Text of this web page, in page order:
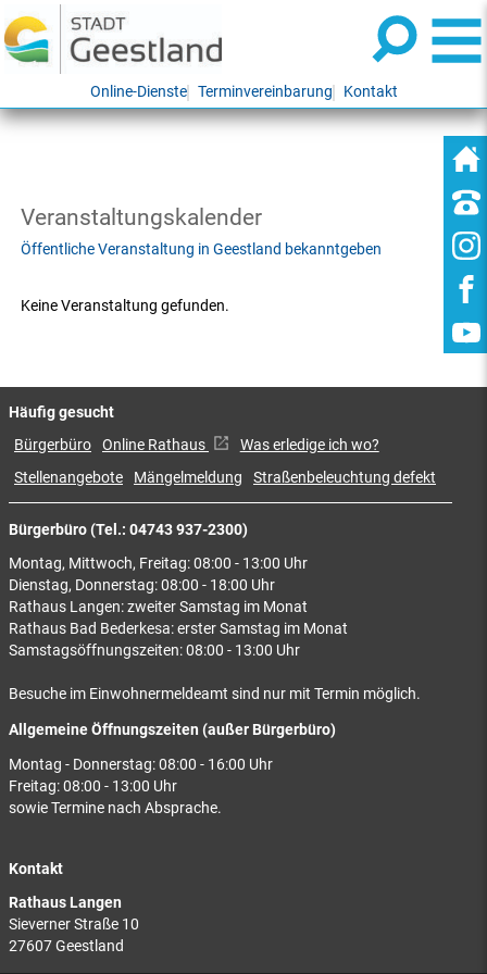
Online-Dienste Terminvereinbarung Kontakt
Veranstaltungskalender
Öffentliche Veranstaltung in Geestland bekanntgeben
Keine Veranstaltung gefunden.
Bürgerbüro (Tel.: 04743 937-2300)
Montag, Mittwoch, Freitag: 08:00 - 13:00 Uhr
Dienstag, Donnerstag: 08:00 - 18:00 Uhr
Rathaus Langen: zweiter Samstag im Monat
Rathaus Bad Bederkesa: erster Samstag im Monat
Samstagsöffnungszeiten: 08:00 - 13:00 Uhr
Besuche im Einwohnermeldeamt sind nur mit Termin möglich.
Allgemeine Öffnungszeiten (außer Bürgerbüro)
Montag - Donnerstag: 08:00 - 16:00 Uhr
Freitag: 08:00 - 13:00 Uhr
sowie Termine nach Absprache.
Kontakt
Rathaus Langen
Sieverner Straße 10
27607 Geestland
Häufig gesucht
Bürgerbüro Online Rathaus
Was erledige ich wo?
Stellenangebote
Mängelmeldung Straßenbeleuchtung defekt